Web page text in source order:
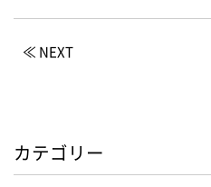
≪ NEXT
カテゴリー